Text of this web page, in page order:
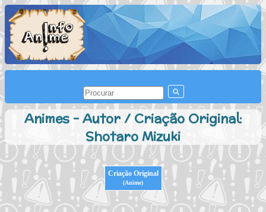
Animes - Autor / Criação Original:
Shotaro Mizuki
Criação Original
(Anime)